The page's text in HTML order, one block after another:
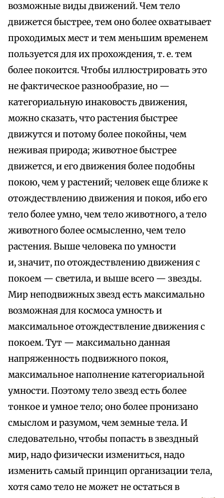
возможные виды движений. Чем тело
движется быстрее, тем оно более охватывает
проходимых мест и тем меньшим временем
пользуется для их прохождения, т. е. тем
более покоится. Чтобы иллюстрировать это
не фактическое разнообразие, но —
категориальную инаковость движения,
можно сказать, что растения быстрее
движутся и потому более покойны, чем
неживая природа; животное быстрее
движется, и его движения более подобны
покою, чем у растений; человек еще ближе к
отождествлению движения и покоя, ибо его
тело более умно, чем тело животного, а тело
животного более осмысленно, чем тело
растения. Выше человека по умности
и, значит, по отождествлению движения с
покоем — светила, и выше всего — звезды.
Мир неподвижных звезд есть максимально
возможная для космоса умность и
максимальное отождествление движения с
покоем. Тут — максимально данная
напряженность подвижного покоя,
максимальное наполнение категориальной
умности. Поэтому тело звезд есть более
тонкое и умное тело; оно более пронизано
смыслом и разумом, чем земные тела. И
следовательно, чтобы попасть в звездный
мир, надо физически измениться, надо
изменить самый принцип организации тела,
хотя само тело не может не остаться в